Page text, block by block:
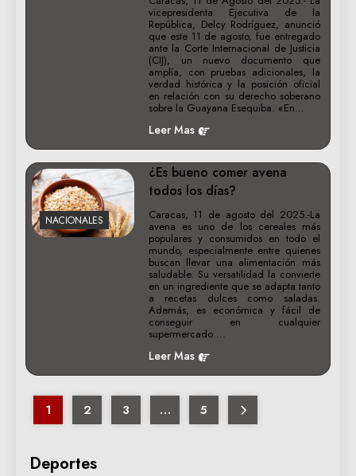
Deportes
vicepresidenta Ejecutiva de la
República, Delcy Rodríguez, anunció
que este 11 de agosto, fue entregado
ante la Corte Internacional de Justicia
(CIJ), un nuevo documento que
amplía, con pruebas adicionales, la
verdad histórica y la posición oficial
en relación con su derecho soberano
sobre la Guayana Esequiba. «En…
Leer Mas
NACIONALES
¿Es bueno comer avena
todos los días?
Caracas, 11 de agosto del 2025.-La
avena es uno de los cereales más
populares y consumidos en todo el
mundo, especialmente entre quienes
buscan llevar una alimentación más
saludable. Su versatilidad la convierte
en un ingrediente que se adapta tanto
a recetas dulces como saladas.
Además, es económica y fácil de
conseguir en cualquier
supermercado….
Leer Mas
1 2 3 … 5